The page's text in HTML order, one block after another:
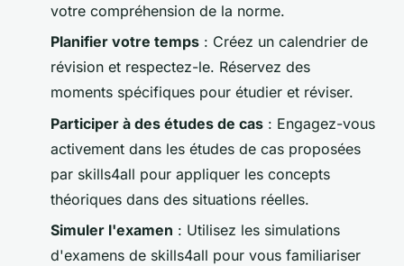
votre compréhension de la norme.
Planifier votre temps : Créez un calendrier de
révision et respectez-le. Réservez des
moments spécifiques pour étudier et réviser.
Participer à des études de cas : Engagez-vous
activement dans les études de cas proposées
par skills4all pour appliquer les concepts
théoriques dans des situations réelles.
Simuler l'examen : Utilisez les simulations
d'examens de skills4all pour vous familiariser